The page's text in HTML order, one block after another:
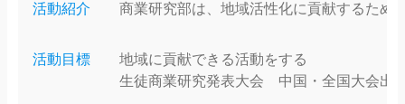
活動紹介 商業研究部は、地域活性化に貢献するため
活動目標
地域に貢献できる活動をする
生徒商業研究発表大会 中国・全国大会出